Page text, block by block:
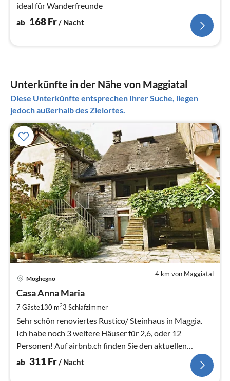
ideal für Wanderfreunde
ab 168Fr/ Nacht
Unterkünfte in der Nähe von Maggiatal
Diese Unterkünfte entsprechen Ihrer Suche, liegen
jedoch außerhalb des Zielortes.
4 km von Maggiatal
Moghegno
Casa Anna Maria
7 Gäste130 m23 Schlafzimmer
Sehr schön renoviertes Rustico/ Steinhaus in Maggia.
Ich habe noch 3 weitere Häuser für 2,6, oder 12
Personen! Auf airbnb.ch finden Sie den aktuellen
Belegungskalender.
ab 311Fr/ Nacht